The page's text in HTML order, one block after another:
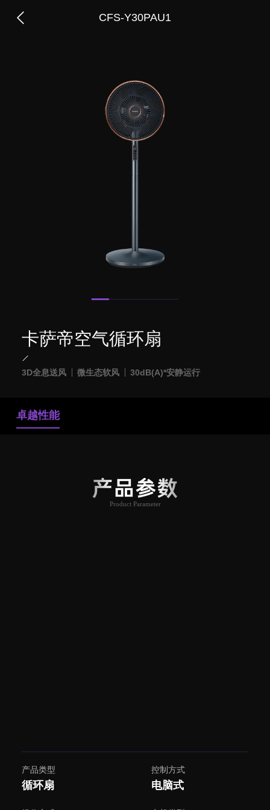
CFS-Y30PAU1
卡萨帝空气循环扇
3D全息送风 微生态软风 30dB(A)*安静运行
卓越性能
产品参数
Product Parameter
产品类型
循环扇
控制方式
电脑式